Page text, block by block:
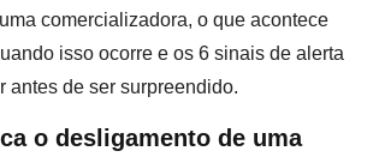
comercializadora, o que acontece
isso ocorre e os 6 sinais de alerta
antes de ser surpreendido.
o desligamento de uma